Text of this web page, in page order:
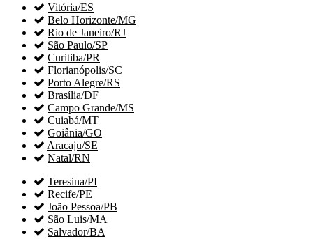
 Vitória/ES
 Belo Horizonte/MG
 Rio de Janeiro/RJ
 São Paulo/SP
 Curitiba/PR
 Florianópolis/SC
 Porto Alegre/RS
 Brasília/DF
 Campo Grande/MS
 Cuiabá/MT
 Goiânia/GO
 Aracaju/SE
 Natal/RN
 Teresina/PI
 Recife/PE
 João Pessoa/PB
 São Luis/MA
 Salvador/BA